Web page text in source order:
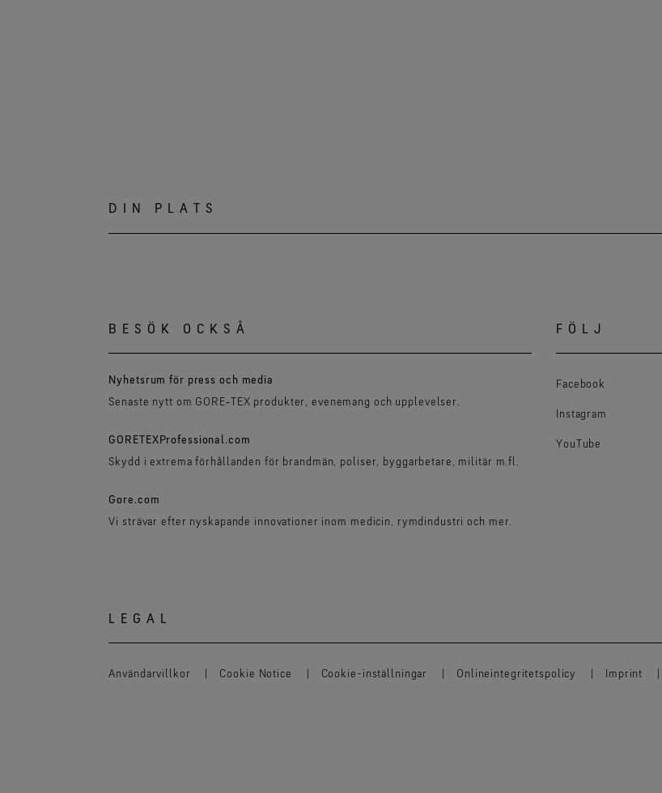
DIN PLATS
BESÖK OCKSÅ
Nyhetsrum för press och media
Senaste nytt om GORE‑TEX produkter, evenemang och upplevelser.
GORETEXProfessional.com
Skydd i extrema förhållanden för brandmän, poliser, byggarbetare, militär m.fl.
Gore.com
Vi strävar efter nyskapande innovationer inom medicin, rymdindustri och mer.
FÖLJ
Facebook
Instagram
YouTube
LEGAL
Användarvillkor Cookie Notice Cookie-inställningar Onlineintegritetspolicy Imprint